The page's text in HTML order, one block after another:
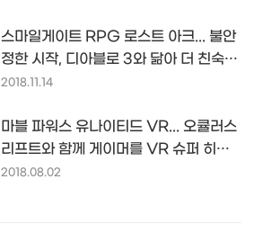
스마일게이트 RPG 로스트 아크... 불안
정한 시작, 디아블로 3와 닮아 더 친숙한
이 게임의 운명은...?!
2018.11.14
마블 파워스 유나이티드 VR... 오큘러스
리프트와 함께 게이머를 VR 슈퍼 히어
로로 만들어줄 게임...^^
2018.08.02